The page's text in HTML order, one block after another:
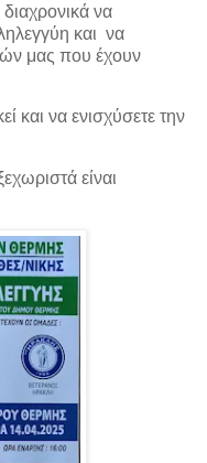
να
και να
μας που έχουν
και να ενισχύσετε την
είναι